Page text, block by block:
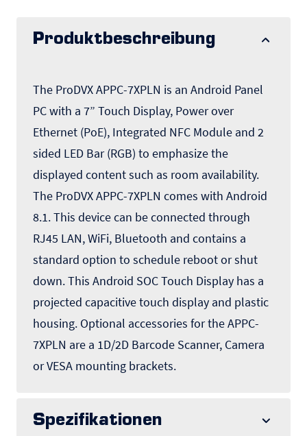
Produktbeschreibung
The ProDVX APPC-7XPLN is an Android Panel
PC with a 7” Touch Display, Power over
Ethernet (PoE), Integrated NFC Module and 2
sided LED Bar (RGB) to emphasize the
displayed content such as room availability.
The ProDVX APPC-7XPLN comes with Android
8.1. This device can be connected through
RJ45 LAN, WiFi, Bluetooth and contains a
standard option to schedule reboot or shut
down. This Android SOC Touch Display has a
projected capacitive touch display and plastic
housing. Optional accessories for the APPC-
7XPLN are a 1D/2D Barcode Scanner, Camera
or VESA mounting brackets.
Spezifikationen